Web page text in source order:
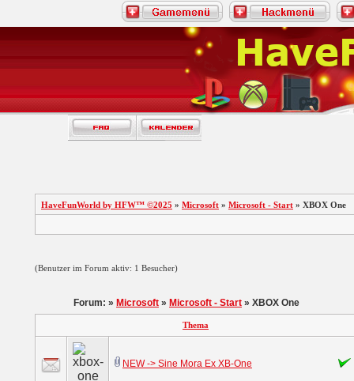
HaveFunWorld by HFW™ ©2025 » Microsoft » Microsoft - Start » XBOX One
(Benutzer im Forum aktiv: 1 Besucher)
Forum: » Microsoft » Microsoft - Start » XBOX One
Thema
NEW -> Sine Mora Ex XB-One